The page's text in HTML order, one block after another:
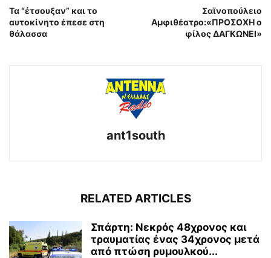
Τα “έτσουξαν” και το
αυτοκίνητο έπεσε στη
θάλασσα
Σαϊνοπούλειο
Αμφιθέατρο:«ΠΡΟΣΟΧΗ ο
φίλος ΔΑΓΚΩΝΕΙ»
ant1south
RELATED ARTICLES
Σπάρτη: Νεκρός 48χρονος και
τραυματίας ένας 34χρονος μετά
από πτώση ρυμουλκού...